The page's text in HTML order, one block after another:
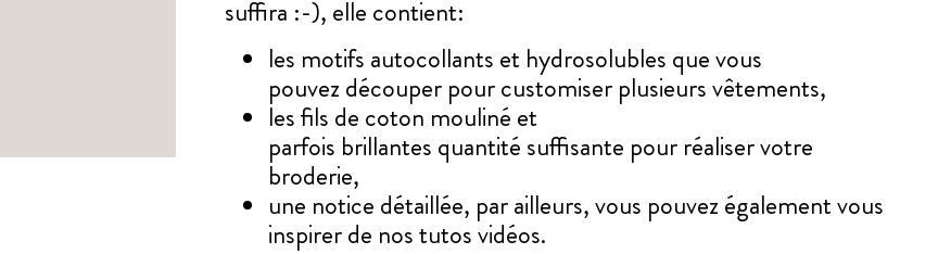
suffira :-), elle contient:
les motifs autocollants et hydrosolubles que vous
pouvez découper pour customiser plusieurs vêtements,
les fils de coton mouliné et
parfois brillantes quantité suffisante pour réaliser votre
broderie,
une notice détaillée, par ailleurs, vous pouvez également vous
inspirer de nos tutos vidéos.